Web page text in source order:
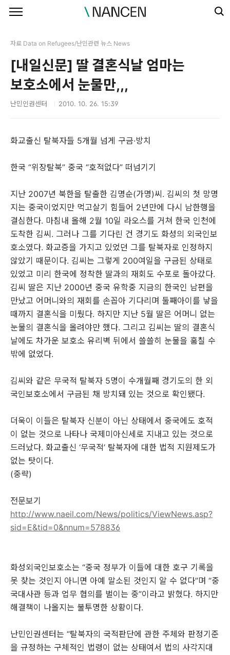
자료 Data on Refugees/난민관련 뉴스 News
[내일신문] 딸 결혼식날 엄마는
보호소에서 눈물만,,,
난민인권센터 2010. 10. 26. 15:39
화교출신 탈북자들 5개월 넘게 구금·방치
한국 “위장탈북” 중국 “호적없다” 떠넘기기
지난 2007년 북한을 탈출한 김명순(가명)씨. 김씨의 첫 망명
지는 중국이었지만 먹고살기 힘들어 2년만에 다시 남한행을
결심한다. 마침내 올해 2월 10일 라오스를 거쳐 한국 인천에
도착한 김씨. 그러나 그를 기다린 건 경기도 화성의 외국인보
호소였다. 화교증을 가지고 있었던 그를 탈북자로 인정하지
않았기 때문이다. 김씨는 그렇게 200여일을 구금된 상태로
있었고 미리 한국에 정착한 딸과의 재회도 수포로 돌아갔다.
김씨 딸은 지난 2000년 중국 유학중 지금의 한국인 남편을
만났고 어머니와의 재회를 손꼽아 기다리며 둘째아이를 낳을
때까지 결혼식을 미뤘다. 하지만 지난 5월 딸은 어머니 없는
눈물의 결혼식을 올려야만 했다. 그리고 김씨는 딸의 결혼식
날에도 차가운 보호소 유리벽 뒤에서 쓸쓸히 눈물을 훔칠 수
밖에 없었다.
김씨와 같은 무국적 탈북자 5명이 수개월째 경기도의 한 외
국인보호소에서 구금된 채 방치돼 있는 것으로 확인됐다.
더욱이 이들은 탈북자 신분이 아닌 상태에서 중국에도 호적
이 없는 것으로 나타나 국제미아신세로 지내고 있는 것으로
드러났다. 화교출신 ‘무국적’ 탈북자에 대한 법적 지원제도가
없는 탓이다.
(중략)
전문보기
http://www.naeil.com/News/politics/ViewNews.asp?
sid=E&tid=0&nnum=578836
화성외국인보호소는 “중국 정부가 이들에 대한 호구 기록을
못 찾는 것인지 아니면 아예 말소된 것인지 알 수 없다”며 “중
국대사관 등과 업무 협의를 벌이는 중”이라고 밝혔다. 하지만
해결책이 나올지는 불투명한 상황이다.
난민인권센터는 “탈북자의 국적판단에 관한 주체와 판정기준
을 규정하는 구체적인 법령이 없는 상태여서 법의 사각지대